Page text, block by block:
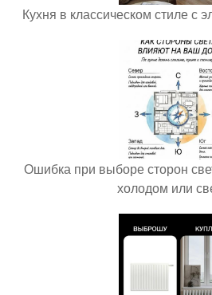
Кухня в классическом стиле с
Ошибка при выборе сторон
холодом или